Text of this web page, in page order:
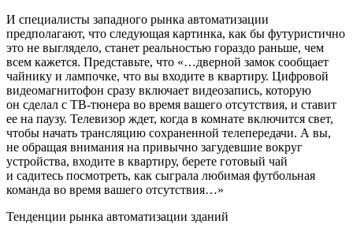
И специалисты западного рынка автоматизации
предполагают, что следующая картинка, как бы футуристично
это не выглядело, станет реальностью гораздо раньше, чем
всем кажется. Представьте, что «…дверной замок сообщает
чайнику и лампочке, что вы входите в квартиру. Цифровой
видеомагнитофон сразу включает видеозапись, которую
он сделал с ТВ-тюнера во время вашего отсутствия, и ставит
ее на паузу. Телевизор ждет, когда в комнате включится свет,
чтобы начать трансляцию сохраненной телепередачи. А вы,
не обращая внимания на привычно загудевшие вокруг
устройства, входите в квартиру, берете готовый чай
и садитесь посмотреть, как сыграла любимая футбольная
команда во время вашего отсутствия…»
Тенденции рынка автоматизации зданий